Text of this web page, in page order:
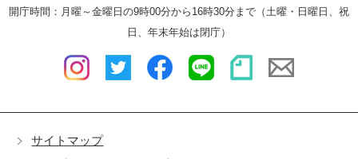
サイトマップ
開庁時間：月曜～金曜日の9時00分から16時30分まで（土曜・日曜日、祝
日、年末年始は閉庁）